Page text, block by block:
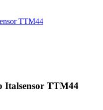
Italsensor TTM44